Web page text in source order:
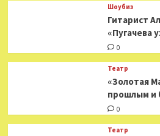
Шоубиз
Гитарист
«Пугачева
0
Театр
«Золотая
прошлым и
0
Театр